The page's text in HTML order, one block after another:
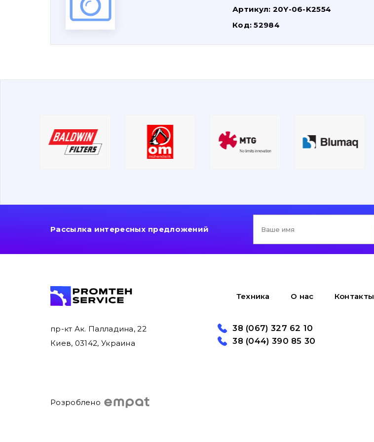
Артикул: 20Y-06-K2554
Код:52984
Рассылка интересных предложений
Техника О нас Контакты
пр-кт Ак. Палладина, 22
Киев, 03142, Украина
Розроблено
38 (067) 327 62 10
38 (044) 390 85 30